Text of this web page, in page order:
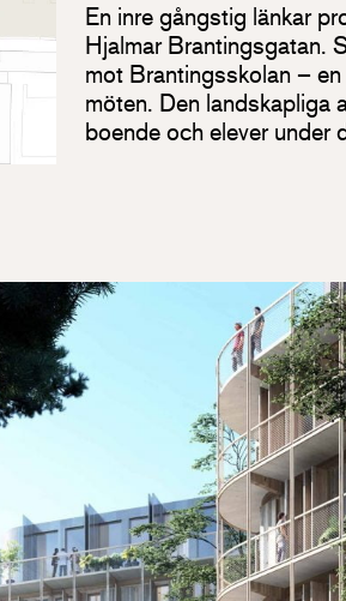
En inre gångstig länkar
Hjalmar Brantingsgatan.
mot Brantingsskolan –
möten. Den landskapliga
boende och elever under